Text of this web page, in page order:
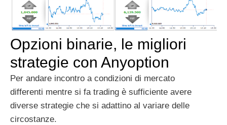
Opzioni binarie, le migliori
strategie con Anyoption
Per andare incontro a condizioni di mercato
differenti mentre si fa trading è sufficiente avere
diverse strategie che si adattino al variare delle
circostanze.